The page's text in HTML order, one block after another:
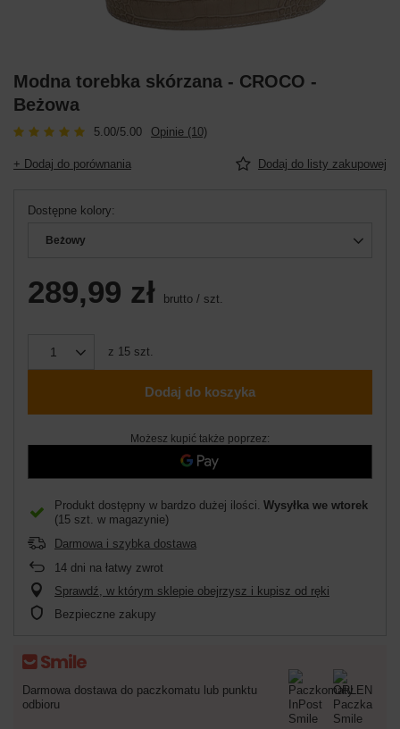
Modna torebka skórzana - CROCO -
Beżowa
5.00/5.00 Opinie (10)
+ Dodaj do porównania Dodaj do listy zakupowej
Dostępne kolory
Beżowy
289,99 zł brutto / szt.
z 15 szt.
Dodaj do koszyka
Możesz kupić także poprzez:
Produkt dostępny w bardzo dużej ilości Wysyłka we wtorek
(15 szt. w magazynie)
Darmowa i szybka dostawa
14 dni na łatwy zwrot
Sprawdź, w którym sklepie obejrzysz i kupisz od ręki
Bezpieczne zakupy
Darmowa dostawa do paczkomatu lub punktu
odbioru